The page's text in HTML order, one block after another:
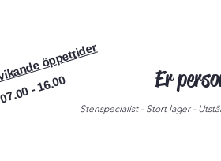
öppettider
- 16.00
Er
Stenspecialist - Stort lager -